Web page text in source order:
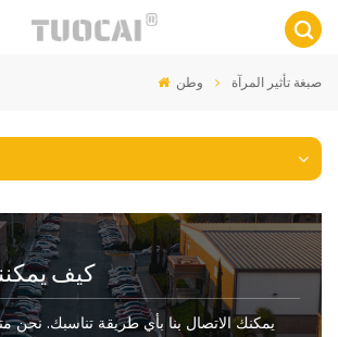
وطن صبغة تأثير المرآة
كيف